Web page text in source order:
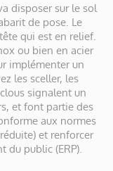
disposer sur le sol
de pose. Le
qui est en relief.
ou bien en acier
implémenter un
les sceller, les
signalent un
et font partie des
aux normes
et renforcer
du public (ERP).